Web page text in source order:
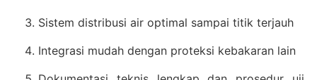
Sistem distribusi air optimal sampai titik terjauh
Integrasi mudah dengan proteksi kebakaran lain